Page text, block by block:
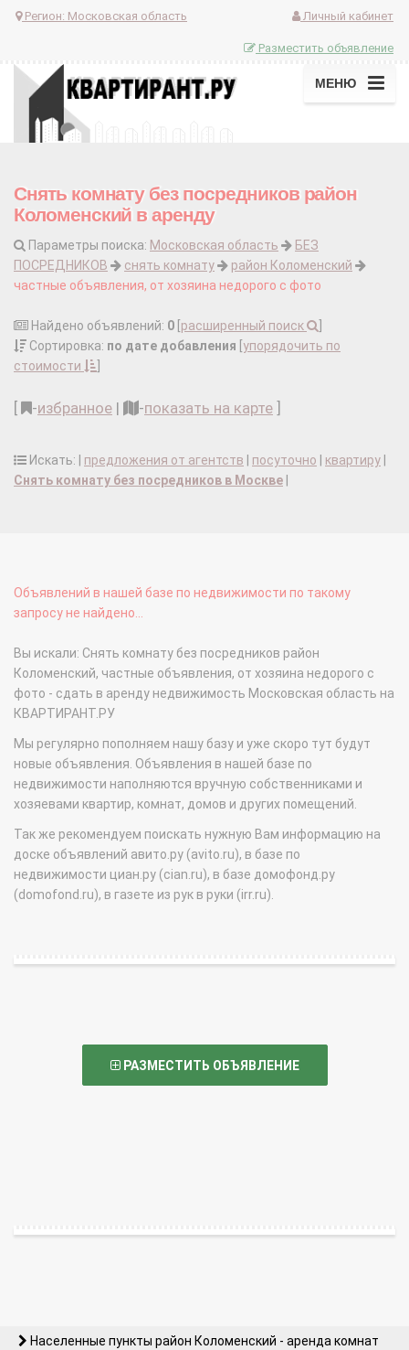
Регион: Московская область Личный кабинет
Разместить объявление
МЕНЮ
Снять комнату без посредников район
Коломенский в аренду
Параметры поиска: Московская область
БЕЗ
ПОСРЕДНИКОВ
снять комнату
район Коломенский
частные объявления, от хозяина недорого с фото
Найдено объявлений: 0 расширенный поиск
Сортировка: по дате добавления упорядочить по
стоимости
-избранное | -показать на карте
Искать: | предложения от агентств посуточно квартиру
Снять комнату без посредников в Москве
Объявлений в нашей базе по недвижимости по такому
запросу не найдено...
Вы искали: Снять комнату без посредников район
Коломенский, частные объявления, от хозяина недорого с
фото - сдать в аренду недвижимость Московская область на
КВАРТИРАНТ.РУ
Мы регулярно пополняем нашу базу и уже скоро тут будут
новые объявления. Объявления в нашей базе по
недвижимости наполняются вручную собственниками и
хозяевами квартир, комнат, домов и других помещений.
Так же рекомендуем поискать нужную Вам информацию на
доске объявлений авито.ру (avito.ru), в базе по
недвижимости циан.ру (cian.ru), в базе домофонд.ру
(domofond.ru), в газете из рук в руки (irr.ru).
РАЗМЕСТИТЬ ОБЪЯВЛЕНИЕ
Населенные пункты район Коломенский - аренда комнат